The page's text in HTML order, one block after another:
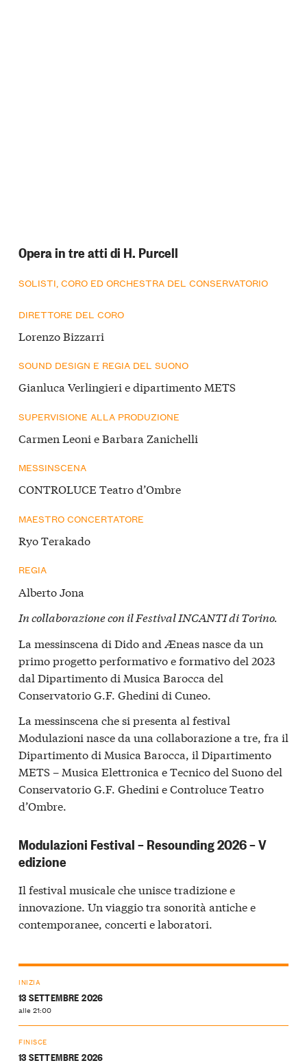
Opera in tre atti di H. Purcell
SOLISTI, CORO ED ORCHESTRA DEL CONSERVATORIO
DIRETTORE DEL CORO
Lorenzo Bizzarri
SOUND DESIGN E REGIA DEL SUONO
Gianluca Verlingieri e dipartimento METS
SUPERVISIONE ALLA PRODUZIONE
Carmen Leoni e Barbara Zanichelli
MESSINSCENA
CONTROLUCE Teatro d’Ombre
MAESTRO CONCERTATORE
Ryo Terakado
REGIA
Alberto Jona
In collaborazione con il Festival INCANTI di Torino.
La messinscena di Dido and Æneas nasce da un
primo progetto performativo e formativo del 2023
dal Dipartimento di Musica Barocca del
Conservatorio G.F. Ghedini di Cuneo.
La messinscena che si presenta al festival
Modulazioni nasce da una collaborazione a tre, fra il
Dipartimento di Musica Barocca, il Dipartimento
METS – Musica Elettronica e Tecnico del Suono del
Conservatorio G.F. Ghedini e Controluce Teatro
d’Ombre.
Modulazioni Festival – Resounding 2026 – V
edizione
Il festival musicale che unisce tradizione e
innovazione. Un viaggio tra sonorità antiche e
contemporanee, concerti e laboratori.
INIZIA
13 SETTEMBRE 2026
alle 21:00
FINISCE
13 SETTEMBRE 2026